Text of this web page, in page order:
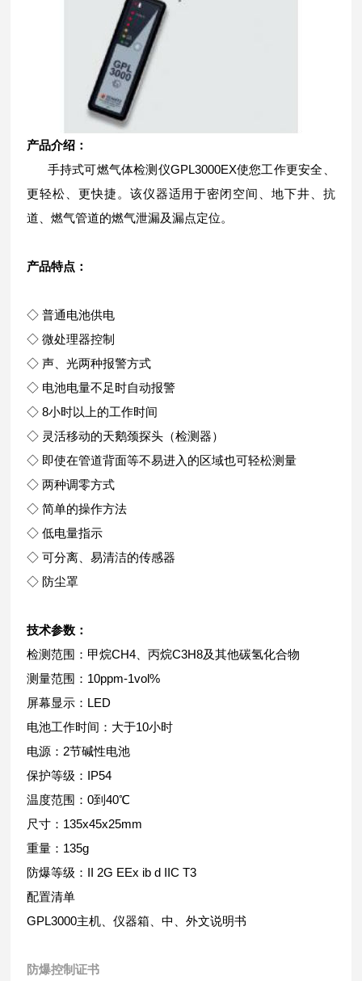
产品介绍：
手持式可燃气体检测仪GPL3000EX使您工作更安全、
更轻松、更快捷。该仪器适用于密闭空间、地下井、抗
道、燃气管道的燃气泄漏及漏点定位。
产品特点：
◇ 普通电池供电
◇ 微处理器控制
◇ 声、光两种报警方式
◇ 电池电量不足时自动报警
◇8小时以上的工作时间
◇ 灵活移动的天鹅颈探头（检测器）
◇ 即使在管道背面等不易进入的区域也可轻松测量
◇ 两种调零方式
◇ 简单的操作方法
◇ 低电量指示
◇ 可分离、易清洁的传感器
◇ 防尘罩
技术参数：
检测范围： 甲烷CH4 、丙烷C3H8及其他碳氢化合物
测量范围： 10ppm-1vol%
屏幕显示： LED
电池工作时间： 大于10小时
电源： 2节碱性电池
保护等级： IP54
温度范围：0到40℃
尺寸： 135x45x25mm
重量： 135g
防爆等级： II 2G EEx ib d IIC T3
配置清单
GPL3000主机、仪器箱、中、外文说明书
防爆控制证书